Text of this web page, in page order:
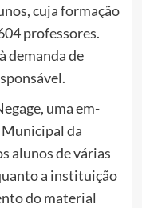
cuja formação
professores.
demanda de
uma em-
da
alunos de várias
a instituição
do material